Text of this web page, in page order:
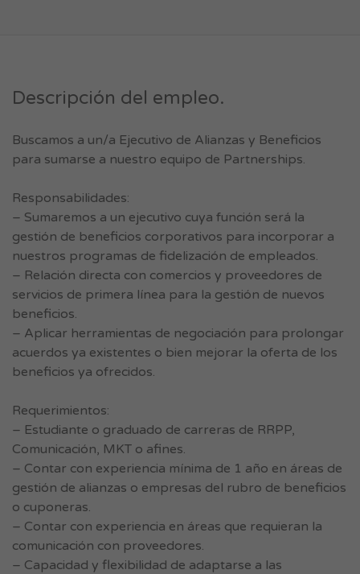
Descripción del empleo.
Buscamos a un/a Ejecutivo de Alianzas y Beneficios
para sumarse a nuestro equipo de Partnerships.
Responsabilidades:
– Sumaremos a un ejecutivo cuya función será la
gestión de beneficios corporativos para incorporar a
nuestros programas de fidelización de empleados.
– Relación directa con comercios y proveedores de
servicios de primera línea para la gestión de nuevos
beneficios.
– Aplicar herramientas de negociación para prolongar
acuerdos ya existentes o bien mejorar la oferta de los
beneficios ya ofrecidos.
Requerimientos:
– Estudiante o graduado de carreras de RRPP,
Comunicación, MKT o afines.
– Contar con experiencia mínima de 1 año en áreas de
gestión de alianzas o empresas del rubro de beneficios
o cuponeras.
– Contar con experiencia en áreas que requieran la
comunicación con proveedores.
– Capacidad y flexibilidad de adaptarse a las